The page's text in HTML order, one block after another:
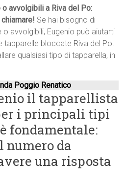
avvolgibili a Riva del Po:
Se hai bisogno di
avvolgibili, Eugenio può aiutarti
tapparelle bloccate Riva del Po.
qualsiasi tipo di tapparella, in
Poggio Renatico
il tapparellista
i principali tipi
fondamentale:
numero da
una risposta